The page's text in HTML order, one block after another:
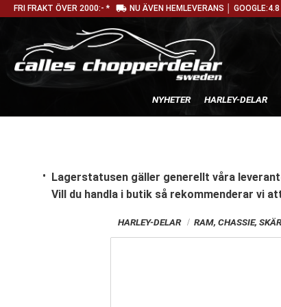
FRI FRAKT ÖVER 2000:- * local_shipping NU ÄVEN HEMLEVERANS │
NYHETER HARLEY-DELAR
Lagerstatusen gäller generellt våra
Vill du handla i butik så rekommenderar vi
HARLEY-DELAR RAM, CHASSIE,